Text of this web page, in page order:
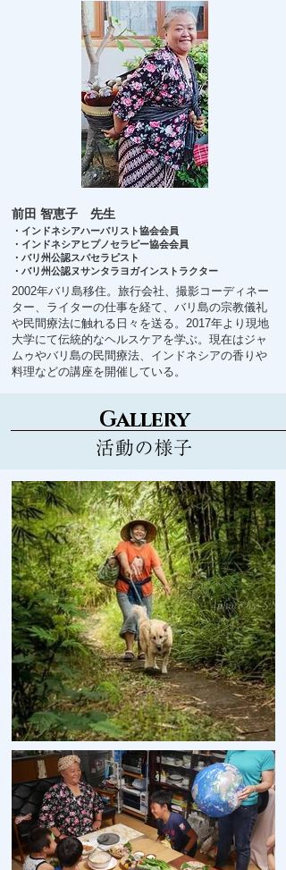
前田 智恵子 先生
・インドネシアハーバリスト協会会員
・インドネシアヒプノセラピー協会会員
・バリ州公認スパセラピスト
・バリ州公認ヌサンタラヨガインストラクター
2002年バリ島移住。旅行会社、撮影コーディネー
ター、ライターの仕事を経て、バリ島の宗教儀礼
や民間療法に触れる日々を送る。2017年より現地
大学にて伝統的なヘルスケアを学ぶ。現在はジャ
ムゥやバリ島の民間療法、インドネシアの香りや
料理などの講座を開催している。
Gallery